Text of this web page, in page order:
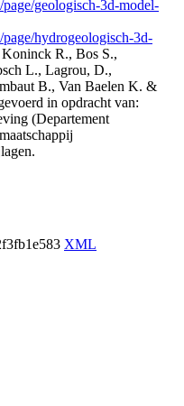
geologisch-3d-model-
hydrogeologisch-3d-
R., Bos S.,
L., Lagrou, D.,
B., Van Baelen K. &
in opdracht van:
(Departement
XML